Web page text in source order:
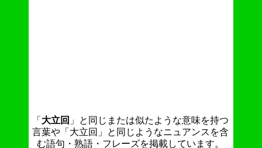
「 大立回 」と同じまたは似たような意味を持つ
言葉や「大立回」と同じようなニュアンスを含
む語句・熟語・フレーズを掲載しています。